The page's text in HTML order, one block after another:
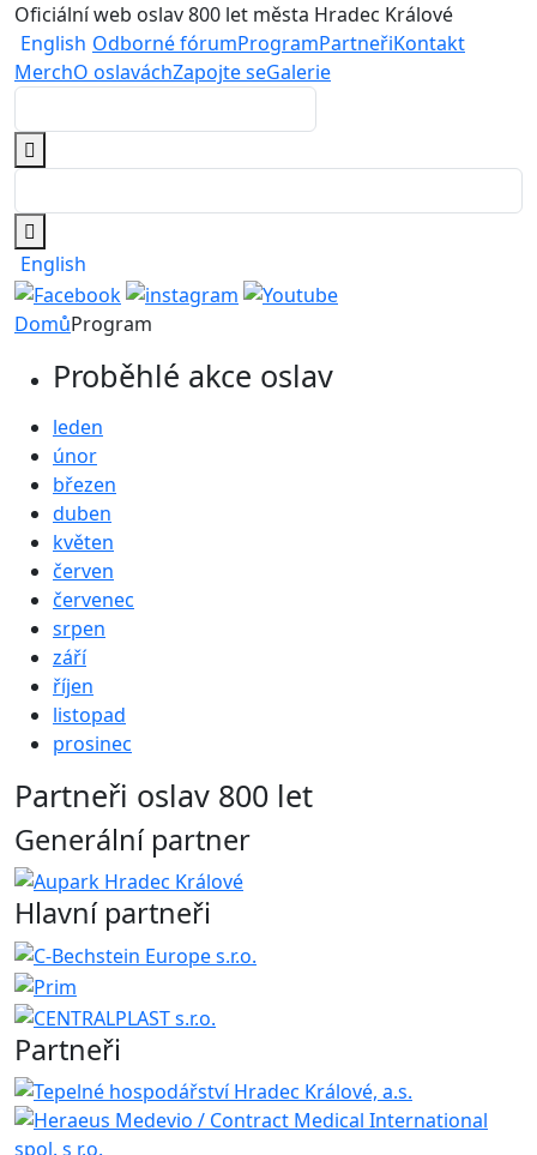
Oficiální web oslav 800 let města Hradec Králové
English Odborné fórumProgramPartneřiKontakt
MerchO oslaváchZapojte seGalerie
English
DomůProgram
Proběhlé akce oslav
leden
únor
březen
duben
květen
červen
červenec
srpen
září
říjen
listopad
prosinec
Partneři oslav 800 let
Generální partner
Hlavní partneři
Partneři